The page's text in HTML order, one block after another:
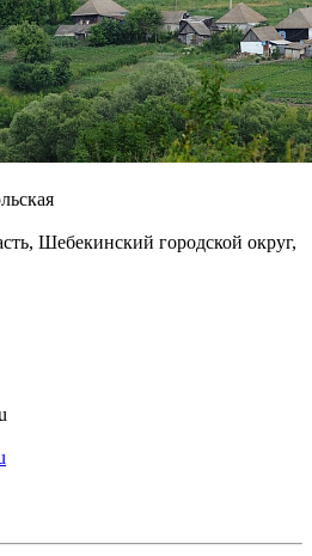
Шебекинский городской округ,